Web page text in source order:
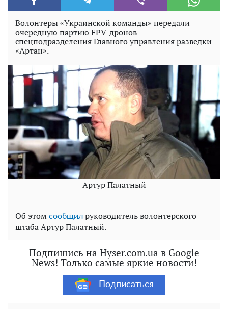
Волонтеры «Украинской команды» передали
очередную партию FPV-дронов
спецподразделения Главного управления разведки
«Артан».
Артур Палатный
Об этом сообщил руководитель волонтерского
штаба Артур Палатный.
Подпишись на Hyser.com.ua в Google
News! Только самые яркие новости!
Подписаться